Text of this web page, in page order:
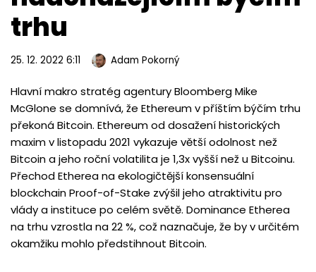
trhu
25. 12. 2022 6:11 Adam Pokorný
Hlavní makro stratég agentury Bloomberg Mike
McGlone se domnívá, že Ethereum v příštím býčím trhu
překoná Bitcoin. Ethereum od dosažení historických
maxim v listopadu 2021 vykazuje větší odolnost než
Bitcoin a jeho roční volatilita je 1,3x vyšší než u Bitcoinu.
Přechod Etherea na ekologičtější konsensuální
blockchain Proof-of-Stake zvýšil jeho atraktivitu pro
vlády a instituce po celém světě. Dominance Etherea
na trhu vzrostla na 22 %, což naznačuje, že by v určitém
okamžiku mohlo předstihnout Bitcoin.